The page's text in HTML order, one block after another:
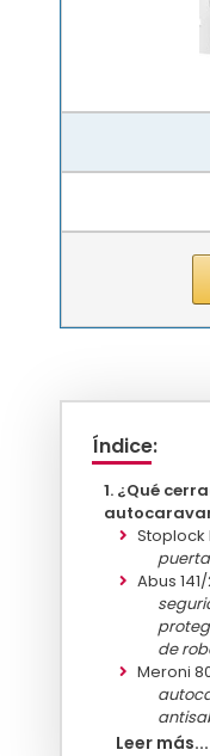
Índice:
¿Qué
Stoplock
Abus
de
Meroni
Fiamma
Leer más...